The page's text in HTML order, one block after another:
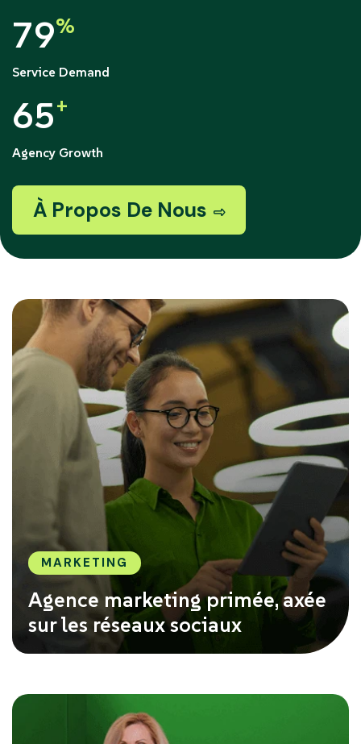
Service Demand
79%
Agency Growth
65+
À Propos De Nous
MARKETING
Agence marketing primée, axée
sur les réseaux sociaux